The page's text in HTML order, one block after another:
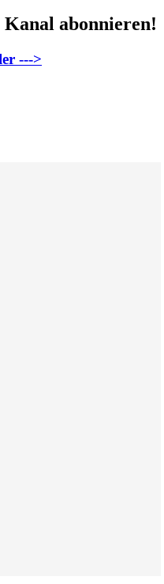
Kanal abonnieren!
--->